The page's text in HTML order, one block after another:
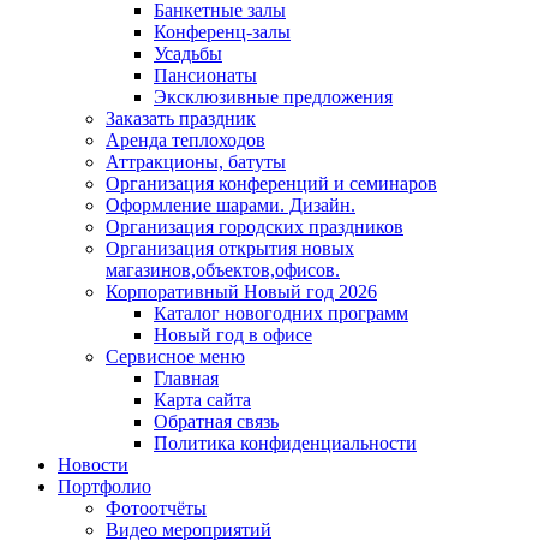
Банкетные залы
Конференц-залы
Усадьбы
Пансионаты
Эксклюзивные предложения
Заказать праздник
Аренда теплоходов
Аттракционы, батуты
Организация конференций и семинаров
Оформление шарами. Дизайн.
Организация городских праздников
Организация открытия новых
магазинов,объектов,офисов.
Корпоративный Новый год 2026
Каталог новогодних программ
Новый год в офисе
Сервисное меню
Главная
Карта сайта
Обратная связь
Политика конфиденциальности
Новости
Портфолио
Фотоотчёты
Видео мероприятий